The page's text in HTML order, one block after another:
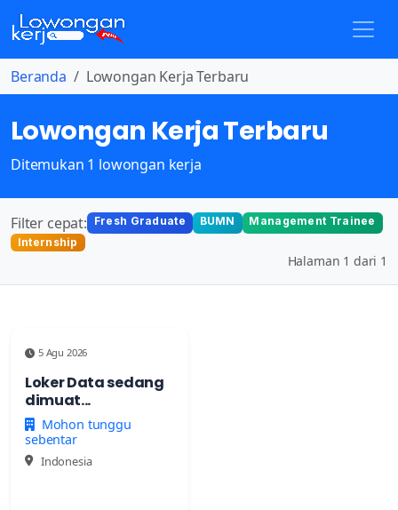
Beranda Lowongan Kerja Terbaru
Lowongan Kerja Terbaru
Ditemukan 1 lowongan kerja
Filter cepat: Fresh Graduate BUMN
Management Trainee
Internship
Halaman 1 dari 1
5 Agu 2026
Loker Data sedang
dimuat...
Mohon tunggu
sebentar
Indonesia